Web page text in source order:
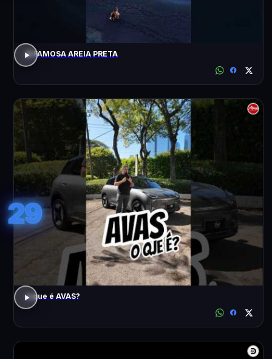
A FAMOSA AREIA PRETA
29
o que é AVAS?